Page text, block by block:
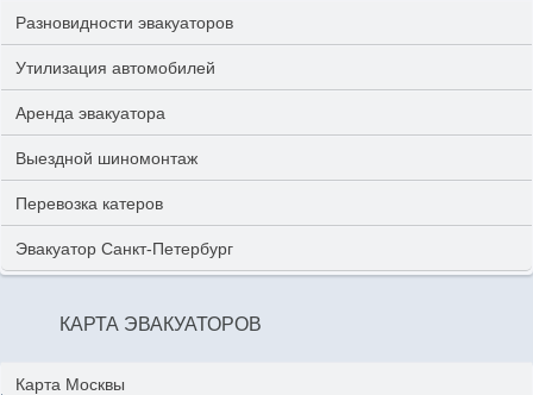
Разновидности эвакуаторов
Утилизация автомобилей
Аренда эвакуатора
Выездной шиномонтаж
Перевозка катеров
Эвакуатор Санкт-Петербург
КАРТА ЭВАКУАТОРОВ
Карта Москвы